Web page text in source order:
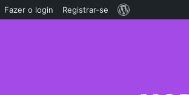
Fazer o login Registrar-se